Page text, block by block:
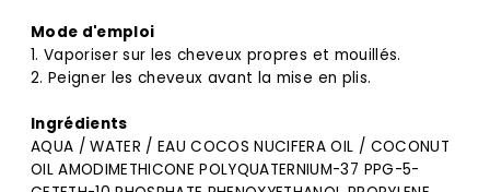
Mode d'emploi
1. Vaporiser sur les cheveux propres et mouillés.
2. Peigner les cheveux avant la mise en plis.
Ingrédients
AQUA / WATER / EAU COCOS NUCIFERA OIL / COCONUT
OIL AMODIMETHICONE POLYQUATERNIUM-37 PPG-5-